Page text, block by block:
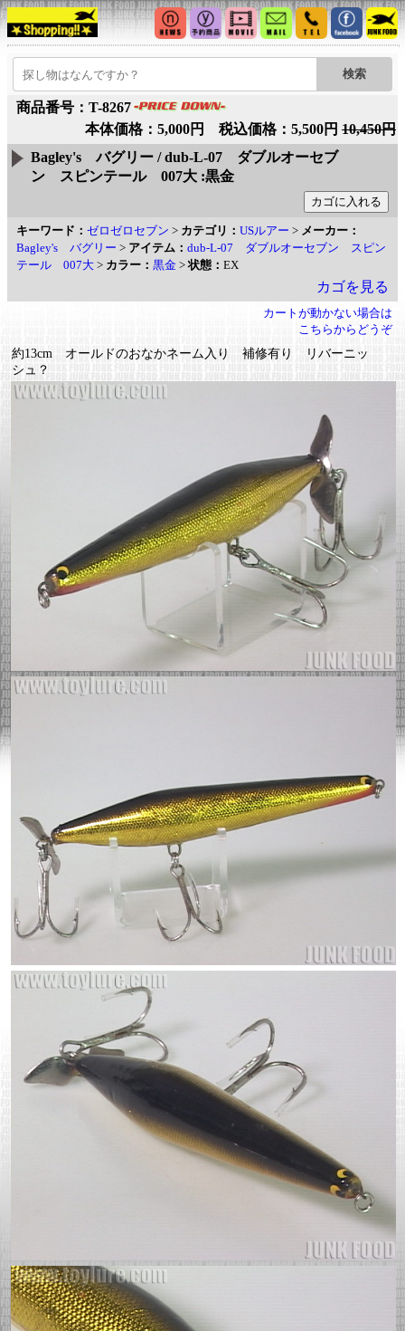
商品番号：T-8267
本体価格：5,000円 税込価格：5,500円 10,450円
Bagley's バグリー / dub-L-07 ダブルオーセブ
ン スピンテール 007大 :黒金
キーワード： ゼロゼロセブン > カテゴリ： USルアー > メーカー：
Bagley's バグリー > アイテム： dub-L-07 ダブルオーセブン スピン
テール 007大 > カラー： 黒金 >状態： EX
カゴを見る
カートが動かない場合は
こちらからどうぞ
約13cm オールドのおなかネーム入り 補修有り リバーニッ
シュ？